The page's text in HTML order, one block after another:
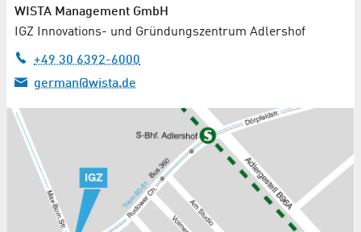
WISTA Management GmbH
IGZ Innovations- und Gründungszentrum Adlershof
+49 30 6392-6000
german@wista.de